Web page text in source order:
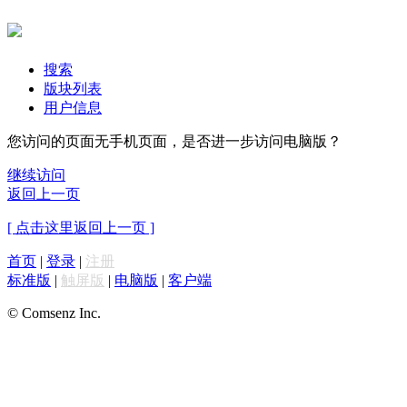
搜索
版块列表
用户信息
您访问的页面无手机页面，是否进一步访问电脑版？
继续访问
返回上一页
[ 点击这里返回上一页 ]
首页 | 登录 | 注册
标准版 | 触屏版 | 电脑版 | 客户端
© Comsenz Inc.